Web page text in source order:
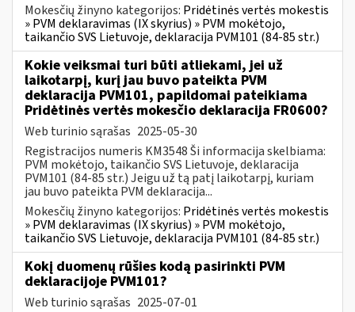
Mokesčių žinyno kategorijos: Pridėtinės vertės mokestis
» PVM deklaravimas (IX skyrius) » PVM mokėtojo,
taikančio SVS Lietuvoje, deklaracija PVM101 (84-85 str.)
Kokie veiksmai turi būti atliekami, jei už
laikotarpį, kurį jau buvo pateikta PVM
deklaracija PVM101, papildomai pateikiama
Pridėtinės vertės mokesčio deklaracija FR0600?
Web turinio sąrašas 2025-05-30
Registracijos numeris KM3548 Ši informacija skelbiama:
PVM mokėtojo, taikančio SVS Lietuvoje, deklaracija
PVM101 (84-85 str.) Jeigu už tą patį laikotarpį, kuriam
jau buvo pateikta PVM deklaracija...
Mokesčių žinyno kategorijos: Pridėtinės vertės mokestis
» PVM deklaravimas (IX skyrius) » PVM mokėtojo,
taikančio SVS Lietuvoje, deklaracija PVM101 (84-85 str.)
Kokį duomenų rūšies kodą pasirinkti PVM
deklaracijoje PVM101?
Web turinio sąrašas 2025-07-01